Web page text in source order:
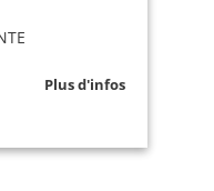
Plus d'infos